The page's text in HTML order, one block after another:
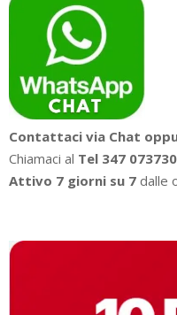
Contattaci via Chat
Chiamaci al Tel 347
Attivo 7 giorni su 7 dalle